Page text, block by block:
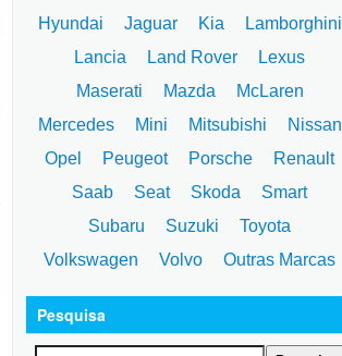
Hyundai
Jaguar Kia
Lamborghini
Lancia
Land Rover
Lexus
Maserati
Mazda
McLaren
Mercedes
Mini Mitsubishi
Nissan
Opel
Peugeot Porsche
Renault
Saab
Seat Skoda
Smart
Subaru
Suzuki
Toyota
Volkswagen
Volvo Outras Marcas
Pesquisa